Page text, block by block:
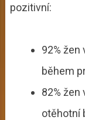
pozitivní:
92% žen
během
82% žen
otěhotní